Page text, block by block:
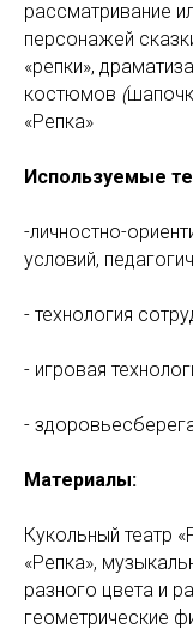
рассматривание
персонажей
«репки»,
костюмов (
«Репка»
Используемые
-личностно-
условий,
- технология
- игровая
-
Материалы:
Кукольный театр
«Репка»,
разного цвета и
геометрические